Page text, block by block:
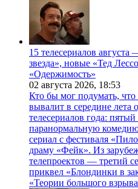
15 телесериалов
звезда», новые «Тед
«Одержимость»
02 августа 2026, 18:53
Кто бы мог подумать,
вывалит в середине
телесериалов года:
паранормальную
сериал с фестиваля
драму «Фейк». Из
телепроектов — третий
приквел «Блондинки в
«Теории большого